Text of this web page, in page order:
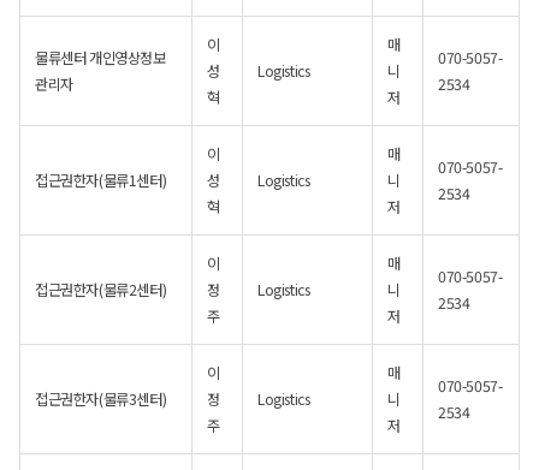
물류센터 개인영상정보
관리자
이
성
혁
Logistics
매
니
저
070-5057-
2534
접근권한자(물류1센터)
이
성
혁
Logistics
매
니
저
070-5057-
2534
접근권한자(물류2센터)
이
정
주
Logistics
매
니
저
070-5057-
2534
접근권한자(물류3센터)
이
정
주
Logistics
매
니
저
070-5057-
2534